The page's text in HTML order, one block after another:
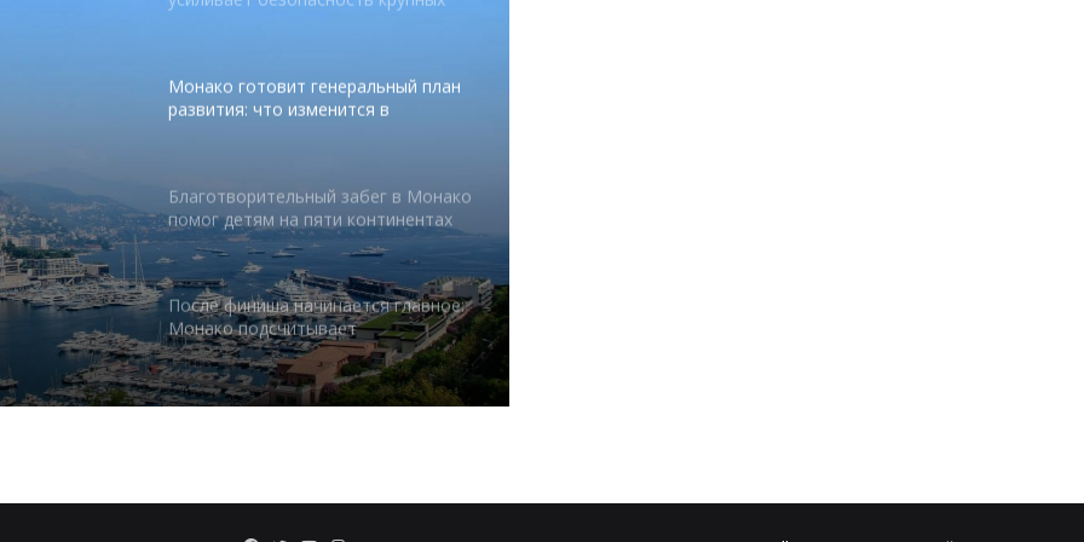
в
в
развития: что изменится в
Благотворительный забег в Монако
помог детям на пяти континентах
После финиша начинается главное:
Монако подсчитывает
экономическую ценность Гран-при
Формулы-1
Отели Монако стали главным
драйвером роста индустрии
гостеприимства
Шарль Леклер вновь в борьбе: